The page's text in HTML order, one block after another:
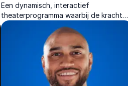
Een dynamisch, interactief
theaterprogramma waarbij de kracht
van alle generaties optimaal benut
wordt. Perfect voor jouw event!